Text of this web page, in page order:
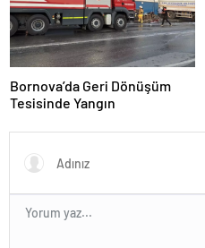
Bornova’da Geri Dönüşüm
Tesisinde Yangın